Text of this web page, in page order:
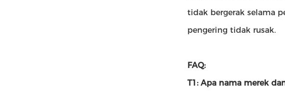
tidak bergerak selama
pengering tidak rusak.
FAQ:
T1: Apa nama merek